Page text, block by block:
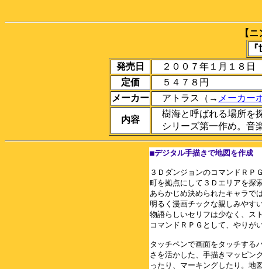
【
発売日
２００７年１月１８日
定価
５４７８円
メーカー
アトラス（→ メーカー
内容
樹海と呼ばれる場所を
シリーズ第一作め。音
■デジタル手描きで地図を作成
３ＤダンジョンのコマンドＲＰ
町を拠点にして３Ｄエリアを探
あらかじめ決められたキャラで
明るく漫画チックな親しみやす
物語らしいセリフは少なく、ス
コマンドＲＰＧとして、やりが
タッチペンで画面をタッチする
さを活かした、手描きマッピン
ったり、マーキングしたり。地